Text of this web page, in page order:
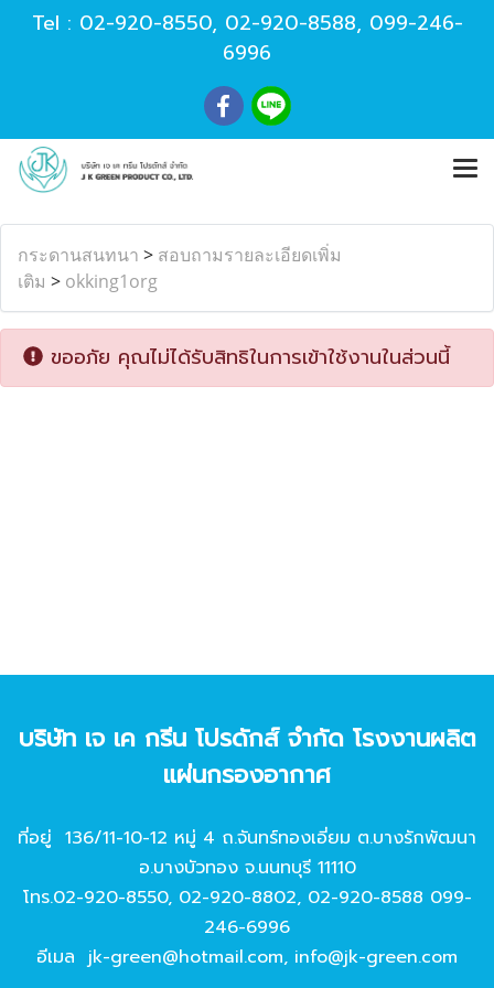
Tel : 02-920-8550, 02-920-8588, 099-246-
6996
กระดานสนทนา > สอบถามรายละเอียดเพิ่ม
เติม > okking1org
ขออภัย คุณไม่ได้รับสิทธิในการเข้าใช้งานในส่วนนี้
บริษัท เจ เค กรีน โปรดักส์ จํากัด โรงงานผลิต
แผ่นกรองอากาศ
ที่อยู่ 136/11-10-12 หมู่ 4 ถ.จันทร์ทองเอี่ยม ต.บางรักพัฒนา
อ.บางบัวทอง จ.นนทบุรี 11110
โทร.02-920-8550, 02-920-8802, 02-920-8588 099-
246-6996
อีเมล jk-green@hotmail.com, info@jk-green.com